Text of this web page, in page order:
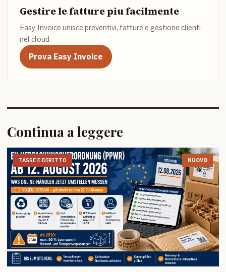
Gestire le fatture piu facilmente
Easy Invoice unisce preventivi, fatture e gestione clienti
nel cloud.
Prova Easy Invoice
Continua a leggere
TASSE E DIRITTO NUOVO